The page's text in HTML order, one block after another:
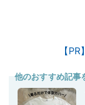
【
他のおすすめ記事